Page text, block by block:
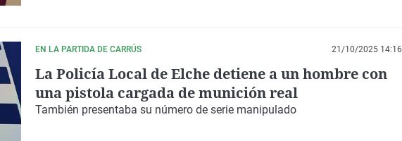
EN LA PARTIDA DE CARRÚS 21/10/2025 14:16
La Policía Local de Elche detiene a un hombre con
una pistola cargada de munición real
También presentaba su número de serie manipulado